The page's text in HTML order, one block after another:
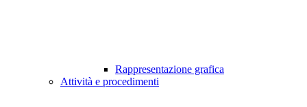
Rappresentazione grafica
Attività e procedimenti